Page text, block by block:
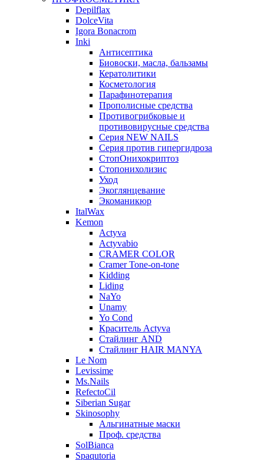
Depilflax
DolceVita
Igora Bonacrom
Inki
Антисептика
Биовоски, масла, бальзамы
Кератолитики
Косметология
Парафинотерапия
Прополисные средства
Противогрибковые и
противовирусные средства
Серия NEW NAILS
Серия против гипергидроза
СтопОнихокриптоз
Стопонихолизис
Уход
Экоглянцевание
Экоманикюр
ItalWax
Kemon
Actyva
Actyvabio
CRAMER COLOR
Cramer Tone-on-tone
Kidding
Liding
NaYo
Unamy
Yo Cond
Краситель Actyva
Стайлинг AND
Стайлинг HAIR MANYA
Le Nom
Levissime
Ms.Nails
RefectoCil
Siberian Sugar
Skinosophy
Альгинатные маски
Проф. средства
SolBianca
Spaqutoria